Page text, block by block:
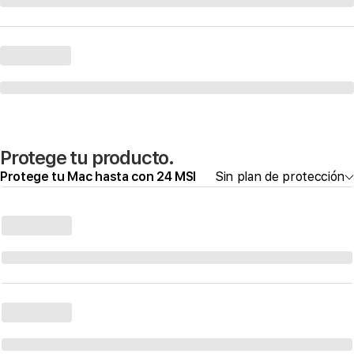
Protege tu producto.
Protege tu Mac hasta con 24 MSI Sin plan de protección